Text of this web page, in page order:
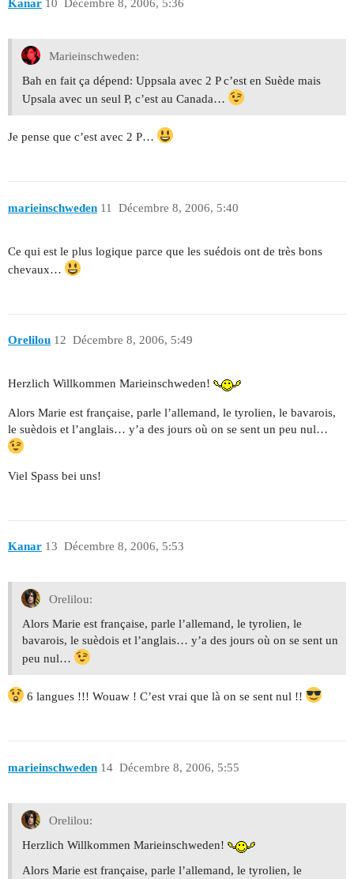
Kanar Décembre 8, 2006, 5:36
10
Marieinschweden:
Bah en fait ça dépend: Uppsala avec 2 P c’est en Suède mais
Upsala avec un seul P, c’est au Canada…
Je pense que c’est avec 2 P…
marieinschweden Décembre 8, 2006, 5:40
11
Ce qui est le plus logique parce que les suédois ont de très bons
chevaux…
Orelilou Décembre 8, 2006, 5:49
12
Herzlich Willkommen Marieinschweden!
Alors Marie est française, parle l’allemand, le tyrolien, le bavarois,
le suèdois et l’anglais… y’a des jours où on se sent un peu nul…
Viel Spass bei uns!
Kanar Décembre 8, 2006, 5:53
13
Orelilou:
Alors Marie est française, parle l’allemand, le tyrolien, le
bavarois, le suèdois et l’anglais… y’a des jours où on se sent un
peu nul…
6 langues !!! Wouaw ! C’est vrai que là on se sent nul !!
marieinschweden Décembre 8, 2006, 5:55
14
Orelilou:
Herzlich Willkommen Marieinschweden!
Alors Marie est française, parle l’allemand, le tyrolien, le